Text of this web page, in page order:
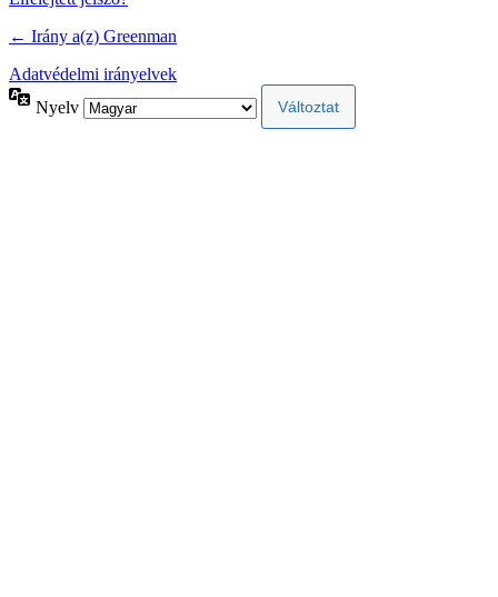
← Irány a(z) Greenman
Adatvédelmi irányelvek
Nyelv